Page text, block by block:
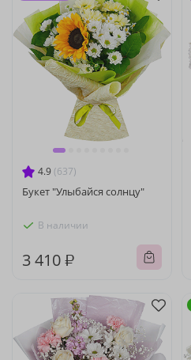
4.9 (637)
Букет "Улыбайся солнцу"
В наличии
3 410 ₽